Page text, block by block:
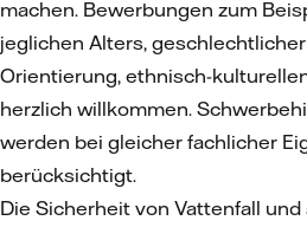
machen. Bewerbungen zum
jeglichen Alters,
Orientierung, ethnisch-
herzlich willkommen.
werden bei gleicher fachlicher
berücksichtigt.
Die Sicherheit von Vattenfall